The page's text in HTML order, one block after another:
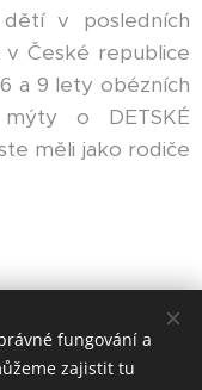
v posledních
České republice
a 9 lety obézních
o DETSKÉ
měli jako rodiče
fungování a
zajistit tu